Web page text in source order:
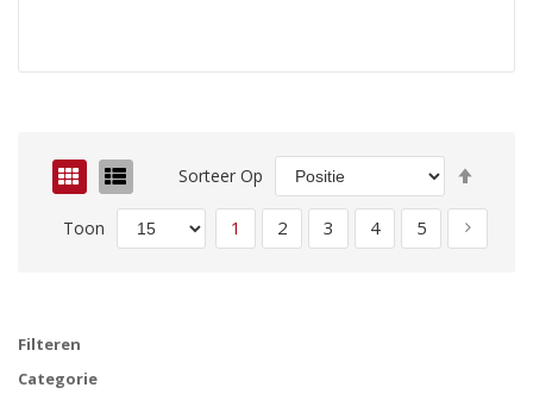
Foto-
tabel
Lijst Sorteer Op
naar
Toon
Pagina
U lees momenteel pagina
1 Pagina
2 Pagina
3 Pagina
4 Pagina
5 Pagina
Filteren
Categorie